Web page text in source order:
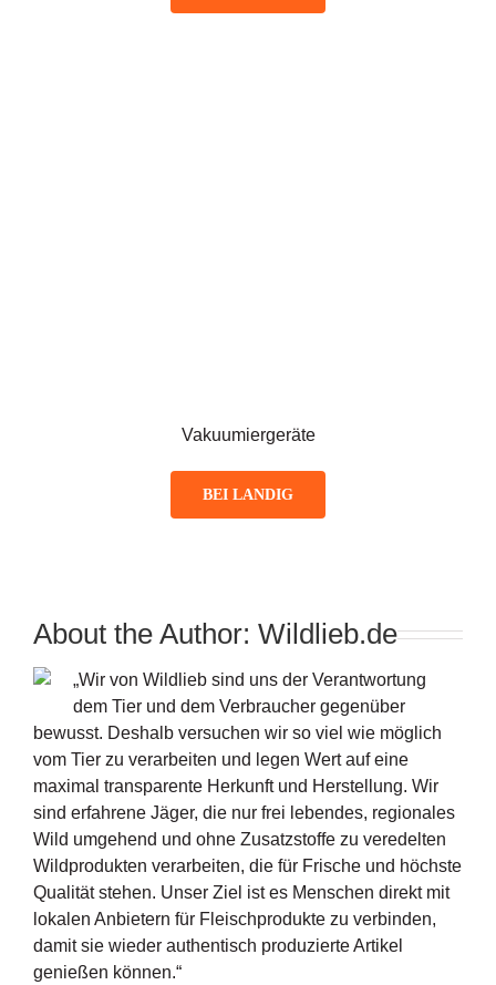
Vakuumiergeräte
BEI LANDIG
About the Author: Wildlieb.de
„Wir von Wildlieb sind uns der Verantwortung
dem Tier und dem Verbraucher gegenüber
bewusst. Deshalb versuchen wir so viel wie möglich
vom Tier zu verarbeiten und legen Wert auf eine
maximal transparente Herkunft und Herstellung. Wir
sind erfahrene Jäger, die nur frei lebendes, regionales
Wild umgehend und ohne Zusatzstoffe zu veredelten
Wildprodukten verarbeiten, die für Frische und höchste
Qualität stehen. Unser Ziel ist es Menschen direkt mit
lokalen Anbietern für Fleischprodukte zu verbinden,
damit sie wieder authentisch produzierte Artikel
genießen können.“